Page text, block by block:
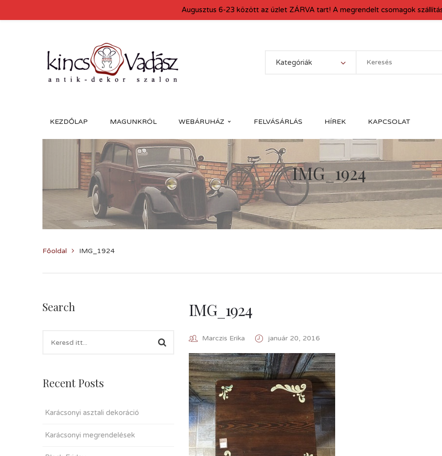
Kategóriák
KEZDŐLAP MAGUNKRÓL WEBÁRUHÁZ FELVÁSÁRLÁS HÍREK KAPCSOLAT
IMG_1924
Főoldal IMG_1924
Search
Recent Posts
Karácsonyi asztali dekoráció
Karácsonyi megrendelések
IMG_1924
Marczis Erika január 20, 2016
Augusztus 6-23 között az üzlet ZÁRVA tart! A megrendelt csomagok